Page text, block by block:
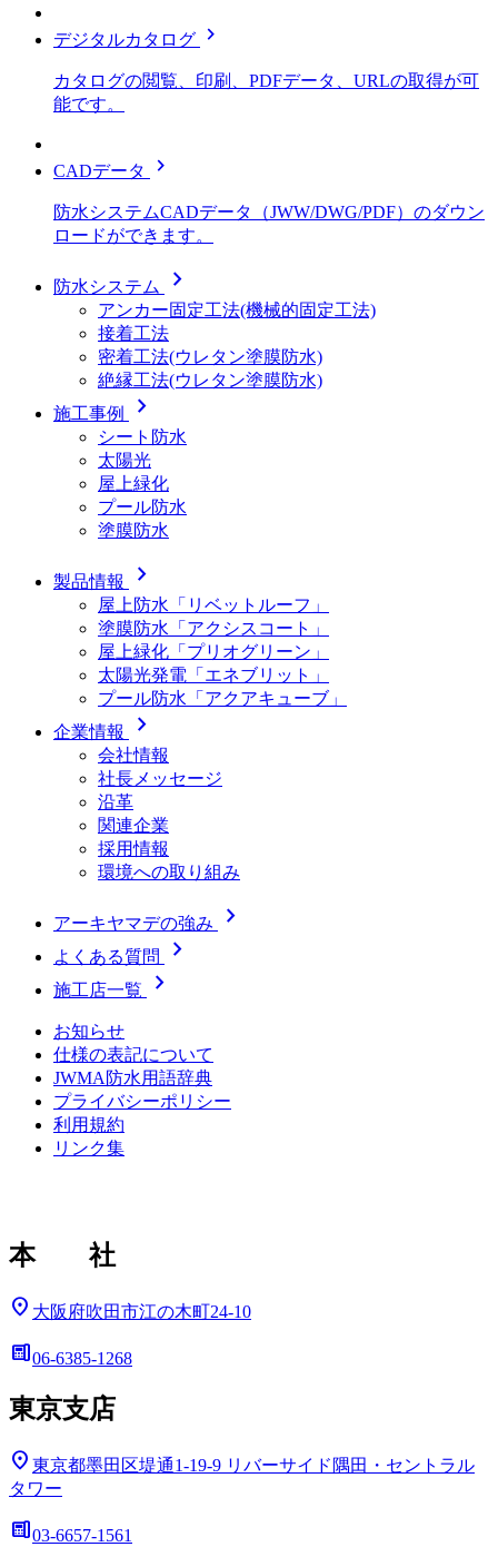
デジタルカタログ chevron_right
カタログの閲覧、印刷、PDFデータ、URLの取得が可
能です。
CADデータ chevron_right
防水システムCADデータ（JWW/DWG/PDF）のダウン
ロードができます。
防水システム chevron_right
アンカー固定工法(機械的固定工法)
接着工法
密着工法(ウレタン塗膜防水)
絶縁工法(ウレタン塗膜防水)
施工事例
chevron_right
シート防水
太陽光
屋上緑化
プール防水
塗膜防水
製品情報 chevron_right
屋上防水「リベットルーフ」
塗膜防水「アクシスコート」
屋上緑化「プリオグリーン」
太陽光発電「エネブリット」
プール防水「アクアキューブ」
企業情報
chevron_right
会社情報
社長メッセージ
沿革
関連企業
採用情報
環境への取り組み
アーキヤマデの強み chevron_right
よくある質問 chevron_right
施工店一覧 chevron_right
お知らせ
仕様の表記について
JWMA防水用語辞典
プライバシーポリシー
利用規約
リンク集
本 社
location_on 大阪府吹田市江の木町24-10
deskphone06-6385-1268
東京支店
location_on 東京都墨田区堤通1-19-9 リバーサイド隅田・セントラル
タワー
deskphone03-6657-1561